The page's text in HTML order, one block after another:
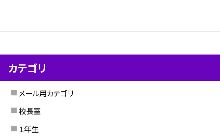
カテゴリ
メール用カテゴリ
校長室
１年生